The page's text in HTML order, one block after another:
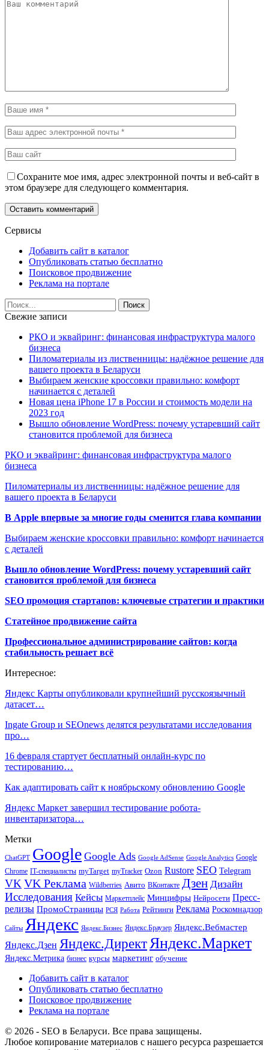
Сохраните мое имя, адрес электронной почты и веб-сайт в
этом браузере для следующего комментария.
Сервисы
Добавить сайт в каталог
Опубликовать статью бесплатно
Поисковое продвижение
Реклама на портале
Свежие записи
РКО и эквайринг: финансовая инфраструктура малого
бизнеса
Пиломатериалы из лиственницы: надёжное решение для
вашего проекта в Беларуси
Выбираем женские кроссовки правильно: комфорт
начинается с деталей
Новая цена iPhone 17 в России и стоимость модели на
2023 год
Вышло обновление WordPress: почему устаревший сайт
становится проблемой для бизнеса
РКО и эквайринг: финансовая инфраструктура малого
бизнеса
Пиломатериалы из лиственницы: надёжное решение для
вашего проекта в Беларуси
В Apple впервые за многие годы сменится глава компании
Выбираем женские кроссовки правильно: комфорт начинается
с деталей
Вышло обновление WordPress: почему устаревший сайт
становится проблемой для бизнеса
SEO промоция стартапов: ключевые стратегии и практики
Статейное продвижение сайта
Профессиональное администрирование сайтов: когда
стабильность решает всё
Интересное:
Яндекс Карты опубликовали крупнейший русскоязычный
датасет…
Ingate Group и SEOnews делятся результатами исследования
про…
16 февраля стартует бесплатный онлайн-курс по
тестированию…
Как адаптировать сайт к ноябрьскому обновлению Google
Яндекс Маркет завершил тестирование робота-
инвентаризатора…
Метки
ChatGPT Google Google Ads Google AdSense Google Analytics Google
Chrome IT-специалисты myTarget myTracker Ozon Rustore SEO Telegram
VK VK Реклама Wildberries Авито ВКонтакте Дзен Дизайн
Исследования Кейсы Маркетплейс Минцифры Нейросети Пресс-
релизы ПромоСтраницы РСЯ Работа Рейтинги Реклама Роскомнадзор
Сайты Яндекс Яндекс.Бизнес Яндекс.Браузер Яндекс.Вебмастер
Яндекс.Дзен Яндекс.ДиректЯндекс.Маркет
Яндекс.Метрика бизнес курсы маркетинг обучение
Добавить сайт в каталог
Опубликовать статью бесплатно
Поисковое продвижение
Реклама на портале
© 2026 - SEO в Беларуси. Все права защищены.
Любое копирование материалов с нашего ресурса разрешается